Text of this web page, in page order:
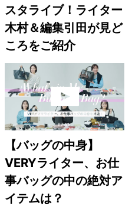
スタライブ！ライター
木村＆編集引田が見ど
ころをご紹介
【バッグの中身】
VERYライター、お仕
事バッグの中の絶対ア
イテムは？